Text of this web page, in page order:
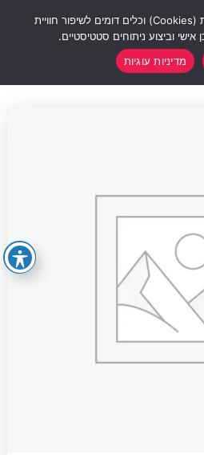
באתר נעשה שימוש בעוגיות (Cookies) וכלים דומים לשיפור חוויית
וביצוע ניתוחים סטטיסטיים.
מדיניות עוגיות